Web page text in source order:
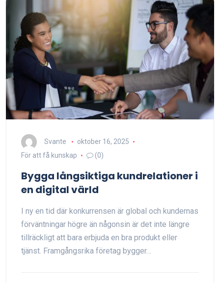
Svante
oktober 16, 2025
För att få kunskap
(0)
Bygga långsiktiga kundrelationer i
en digital värld
I ny en tid där konkurrensen är global och kundernas
förväntningar högre än någonsin är det inte längre
tillräckligt att bara erbjuda en bra produkt eller
tjänst. Framgångsrika företag bygger…